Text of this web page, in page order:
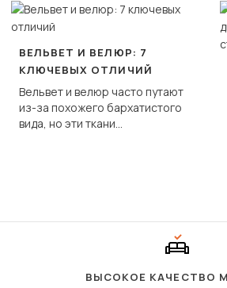
ВЕЛЬВЕТ И ВЕЛЮР: 7
КЛЮЧЕВЫХ ОТЛИЧИЙ
Вельвет и велюр часто путают
из-за похожего бархатистого
вида, но эти ткани
ВЫСОКОЕ КАЧЕСТВО